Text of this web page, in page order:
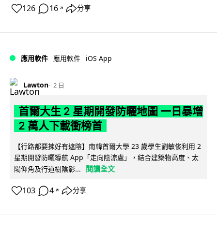
126 16 ↗ 分享
應用軟件 應用軟件 iOS App
Lawton 2 日
首爾大生 2 星期開發防曬地圖 一日暴增
2 萬人下載衝榜首
【行路都要揀好有遮陰】南韓首爾大學 23 歲學生劉敏俊利用 2
星期開發防曬導航 App「走向陰涼處」，結合建築物高度、太
陽仰角及行道樹陰影...
閱讀全文
103 4 ↗ 分享